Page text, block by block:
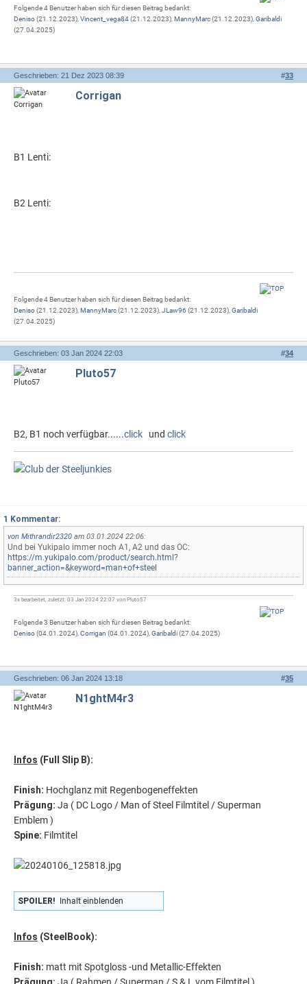
Folgende 4 Benutzer haben sich für diesen Beitrag bedankt:
Deniso(21.12.2023), Vincent_vega84(21.12.2023), MannyMarc(21.12.2023), Garibaldi
(27.04.2025)
#33
Geschrieben: 21 Dez 2023 08:39
Corrigan
B1 Lenti:
B2 Lenti:
Folgende 4 Benutzer haben sich für diesen Beitrag bedankt:
Deniso(21.12.2023), MannyMarc(21.12.2023), JLaw96 (21.12.2023), Garibaldi
(27.04.2025)
#34
Geschrieben: 03 Jan 2024 22:03
Pluto57
B2, B1 noch verfügbar......click und click
1 Kommentar:
von Mithrandir2320 am 03.01.2024 22:06:
Und bei Yukipalo immer noch A1, A2 und das OC:
https://m.yukipalo.com/product/search.html?
banner_action=&keyword=man+of+steel
3x bearbeitet, zuletzt: 03 Jan 2024 22:07 von Pluto57
Folgende 3 Benutzer haben sich für diesen Beitrag bedankt:
Deniso(04.01.2024), Corrigan (04.01.2024), Garibaldi(27.04.2025)
#35
Geschrieben: 06 Jan 2024 13:18
N1ghtM4r3
Infos (Full Slip B):
Finish: Hochglanz mit Regenbogeneffekten
Prägung: Ja ( DC Logo / Man of Steel Filmtitel / Superman
Emblem )
Spine: Filmtitel
SPOILER! Inhalt einblenden
Infos (SteelBook):
Finish: matt mit Spotgloss -und Metallic-Effekten